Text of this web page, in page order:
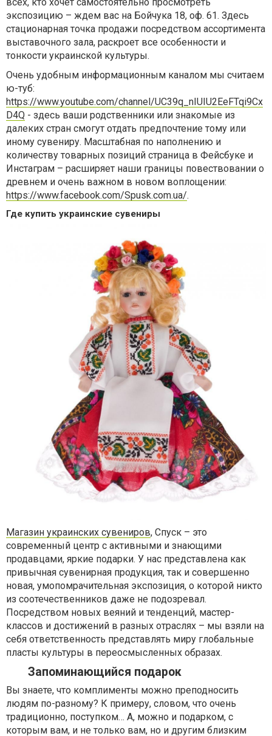
экспозицию – ждем вас на Бойчука 18, оф. 61. Здесь
стационарная точка продажи посредством ассортимента
выставочного зала, раскроет все особенности и
тонкости украинской культуры.
Очень удобным информационным каналом мы считаем
ю-туб:
https://www.youtube.com/channel/UC39q_nIUIU2EeFTqi9Cx
D4Q - здесь ваши родственники или знакомые из
далеких стран смогут отдать предпочтение тому или
иному сувениру. Масштабная по наполнению и
количеству товарных позиций страница в Фейсбуке и
Инстаграм – расширяет наши границы повествовании о
древнем и очень важном в новом воплощении:
https://www.facebook.com/Spusk.com.ua/.
Где купить украинские сувениры
Магазин украинских сувениров, Спуск – это
современный центр с активными и знающими
продавцами, яркие подарки. У нас представлена как
привычная сувенирная продукция, так и совершенно
новая, умопомрачительная экспозиция, о которой никто
из соотечественников даже не подозревал.
Посредством новых веяний и тенденций, мастер-
классов и достижений в разных отраслях – мы взяли на
себя ответственность представлять миру глобальные
пласты культуры в переосмысленных образах.
Запоминающийся подарок
Вы знаете, что комплименты можно преподносить
людям по-разному? К примеру, словом, что очень
традиционно, поступком… А, можно и подарком, с
которым вам, и не только вам, но и другим близким